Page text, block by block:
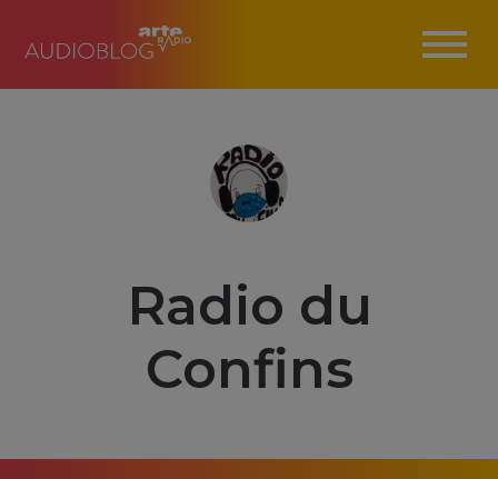
Radio du
Confins